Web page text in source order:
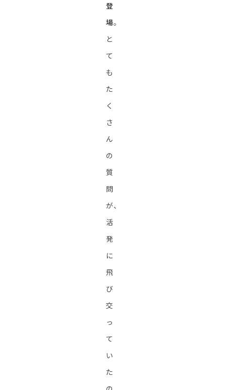
登
場。
と
て
も
た
く
さ
ん
の
質
問
が、
活
発
に
飛
び
交
っ
て
い
た